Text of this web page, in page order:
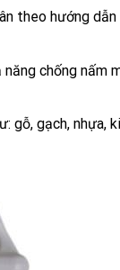
theo hướng
chống nấm
gỗ, gạch, nhựa,